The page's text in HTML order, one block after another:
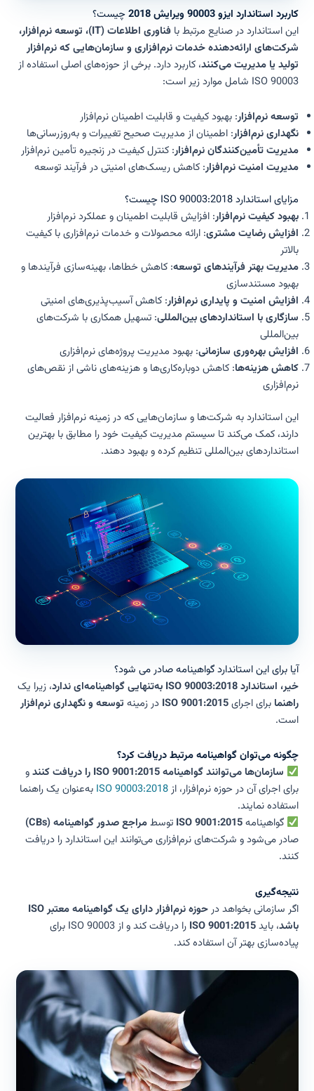
کاربرد استاندارد ایزو 90003 ویرایش 2018
چیست؟
این استاندارد در صنایع مرتبط با
فناوری اطلاعات (IT)، توسعه نرم‌افزار،
شرکت‌های ارائه‌دهنده خدمات نرم‌افزاری و سازمان‌هایی که نرم‌افزار
تولید یا مدیریت می‌کنند، کاربرد دارد. برخی از حوزه‌های اصلی استفاده از
ISO 90003 شامل موارد زیر است:
توسعه نرم‌افزار: بهبود کیفیت و قابلیت اطمینان نرم‌افزار
نگهداری نرم‌افزار: اطمینان از مدیریت صحیح تغییرات و به‌روزرسانی‌ها
مدیریت تأمین‌کنندگان نرم‌افزار: کنترل کیفیت در زنجیره تأمین نرم‌افزار
مدیریت امنیت نرم‌افزار: کاهش ریسک‌های امنیتی در فرآیند توسعه
مزایای استاندارد ISO 90003:2018 چیست؟
بهبود کیفیت نرم‌افزار: افزایش قابلیت اطمینان و عملکرد نرم‌افزار
افزایش رضایت مشتری: ارائه محصولات و خدمات نرم‌افزاری با کیفیت
بالاتر
مدیریت بهتر فرآیندهای توسعه: کاهش خطاها، بهینه‌سازی فرآیندها و
بهبود مستندسازی
افزایش امنیت و پایداری نرم‌افزار: کاهش آسیب‌پذیری‌های امنیتی
سازگاری با استانداردهای بین‌المللی: تسهیل همکاری با شرکت‌های
بین‌المللی
افزایش بهره‌وری سازمانی: بهبود مدیریت پروژه‌های نرم‌افزاری
کاهش هزینه‌ها: کاهش دوباره‌کاری‌ها و هزینه‌های ناشی از نقص‌های
نرم‌افزاری
این استاندارد به شرکت‌ها و سازمان‌هایی که در زمینه نرم‌افزار فعالیت
دارند، کمک می‌کند تا سیستم مدیریت کیفیت خود را مطابق با بهترین
استانداردهای بین‌المللی تنظیم کرده و بهبود دهند.
آیا برای این استاندارد گواهینامه صادر می شود؟
خیر، استاندارد ISO 90003:2018 به‌تنهایی گواهینامه‌ای ندارد
، زیرا یک
راهنما برای اجرایISO 9001:2015 در زمینه توسعه و نگهداری نرم‌افزار
است.
چگونه می‌توان گواهینامه مرتبط دریافت کرد؟
سازمان‌ها می‌توانند گواهینامه ISO 9001:2015 را دریافت کنند
و
برای اجرای آن در حوزه نرم‌افزار، ازISO 90003:2018 به‌عنوان یک راهنما
استفاده نمایند.
گواهینامهISO 9001:2015 توسطمراجع صدور گواهینامه (CBs)
صادر می‌شود و شرکت‌های نرم‌افزاری می‌توانند این استاندارد را دریافت
کنند.
نتیجه‌گیری
اگر سازمانی بخواهد در
حوزه نرم‌افزار دارای یک گواهینامه معتبر ISO
باشد، بایدISO 9001:2015
را دریافت کند و از ISO 90003 برای
پیاده‌سازی بهتر آن استفاده کند.